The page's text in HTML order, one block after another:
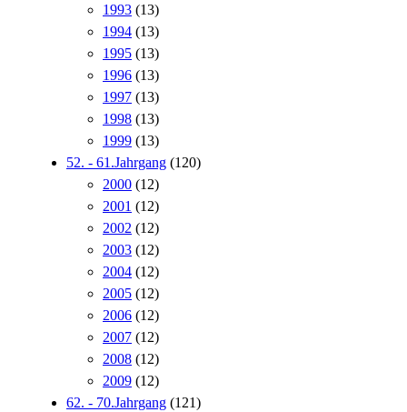
1993 (13)
1994 (13)
1995 (13)
1996 (13)
1997 (13)
1998 (13)
1999 (13)
52. - 61.Jahrgang (120)
2000 (12)
2001 (12)
2002 (12)
2003 (12)
2004 (12)
2005 (12)
2006 (12)
2007 (12)
2008 (12)
2009 (12)
62. - 70.Jahrgang (121)